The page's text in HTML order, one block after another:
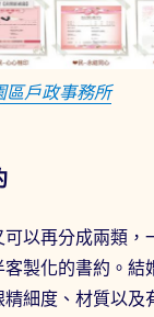
區戶政事務所
以再分成兩類，
製化的書約。結
細度、材質以及